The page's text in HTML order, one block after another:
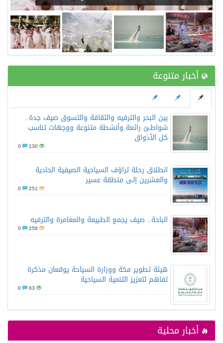
أخبار متنوعة
بين البحر والترفيه والثقافة والتسوق صيف جدة..
شواطئ رائعة وأنشطة متنوعة ووجهات تناسب
كل الأذواق
130
انطلاق رحلة تراؤف السياحية الصيفية الحادية
والعشرين إلى منطقة عسير
251
الباحة.. صيف يجمع الطبيعة والمغامرة والترفيه
256
هيئة تطوير مكة ووزارة السياحة يوقعان مذكرة
تفاهم لتعزيز التنمية السياحية
63
أخبار محلية